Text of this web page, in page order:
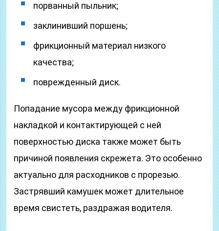
порванный пыльник;
заклинивший поршень;
фрикционный материал низкого
качества;
поврежденный диск.
Попадание мусора между фрикционной
накладкой и контактирующей с ней
поверхностью диска также может быть
причиной появления скрежета. Это особенно
актуально для расходников с прорезью.
Застрявший камушек может длительное
время свистеть, раздражая водителя.